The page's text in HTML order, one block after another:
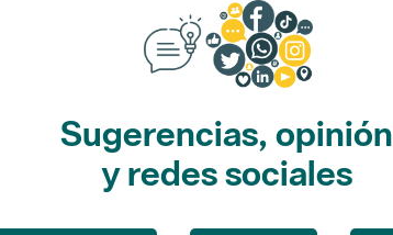
Sugerencias, opinión
y redes sociales